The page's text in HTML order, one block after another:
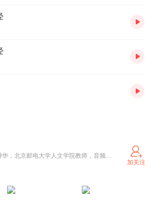
实名信息：钟华，北京邮电大学人文学院教师，音频合作：私信。制作古籍原文朗读5000小时，计划到2040年完成24史全文朗读。
加关注